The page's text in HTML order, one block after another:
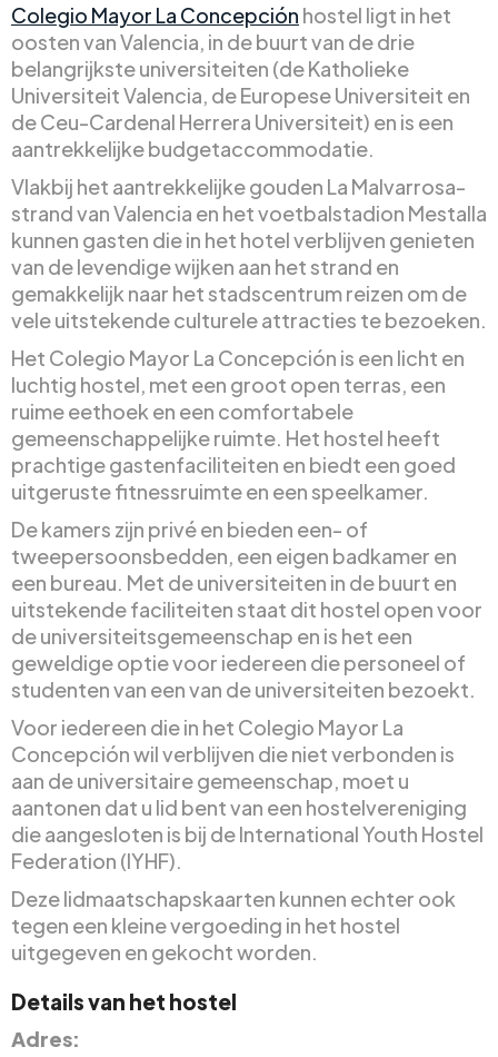
Colegio Mayor La Concepción hostel ligt in het
oosten van Valencia, in de buurt van de drie
belangrijkste universiteiten (de Katholieke
Universiteit Valencia, de Europese Universiteit en
de Ceu-Cardenal Herrera Universiteit) en is een
aantrekkelijke budgetaccommodatie.
Vlakbij het aantrekkelijke gouden La Malvarrosa-
strand van Valencia en het voetbalstadion Mestalla
kunnen gasten die in het hotel verblijven genieten
van de levendige wijken aan het strand en
gemakkelijk naar het stadscentrum reizen om de
vele uitstekende culturele attracties te bezoeken.
Het Colegio Mayor La Concepción is een licht en
luchtig hostel, met een groot open terras, een
ruime eethoek en een comfortabele
gemeenschappelijke ruimte. Het hostel heeft
prachtige gastenfaciliteiten en biedt een goed
uitgeruste fitnessruimte en een speelkamer.
De kamers zijn privé en bieden een- of
tweepersoonsbedden, een eigen badkamer en
een bureau. Met de universiteiten in de buurt en
uitstekende faciliteiten staat dit hostel open voor
de universiteitsgemeenschap en is het een
geweldige optie voor iedereen die personeel of
studenten van een van de universiteiten bezoekt.
Voor iedereen die in het Colegio Mayor La
Concepción wil verblijven die niet verbonden is
aan de universitaire gemeenschap, moet u
aantonen dat u lid bent van een hostelvereniging
die aangesloten is bij de International Youth Hostel
Federation (IYHF).
Deze lidmaatschapskaarten kunnen echter ook
tegen een kleine vergoeding in het hostel
uitgegeven en gekocht worden.
Details van het hostel
Adres: